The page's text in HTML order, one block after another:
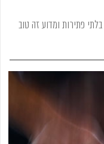
פתירות ומדוע זה טוב